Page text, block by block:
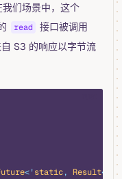
们场景中，这个
read
接口被调用
S3 的响应以字节流
<'static, Result<(